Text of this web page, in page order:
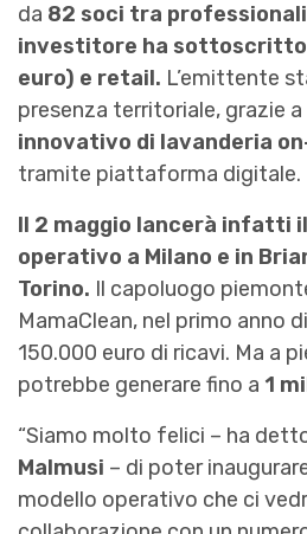
da 82 soci tra
investitore ha sottoscritto
euro) e retail. L’emittente
presenza territoriale, grazie a
innovativo di lavanderia
tramite piattaforma digitale.
Il 2 maggio lancerà infatti
operativo a Milano e in
Torino. Il capoluogo
MamaClean, nel primo anno
150.000 euro di ricavi. Ma a
potrebbe generare fino a 1
“Siamo molto felici – ha
Malmusi – di poter
modello operativo che ci